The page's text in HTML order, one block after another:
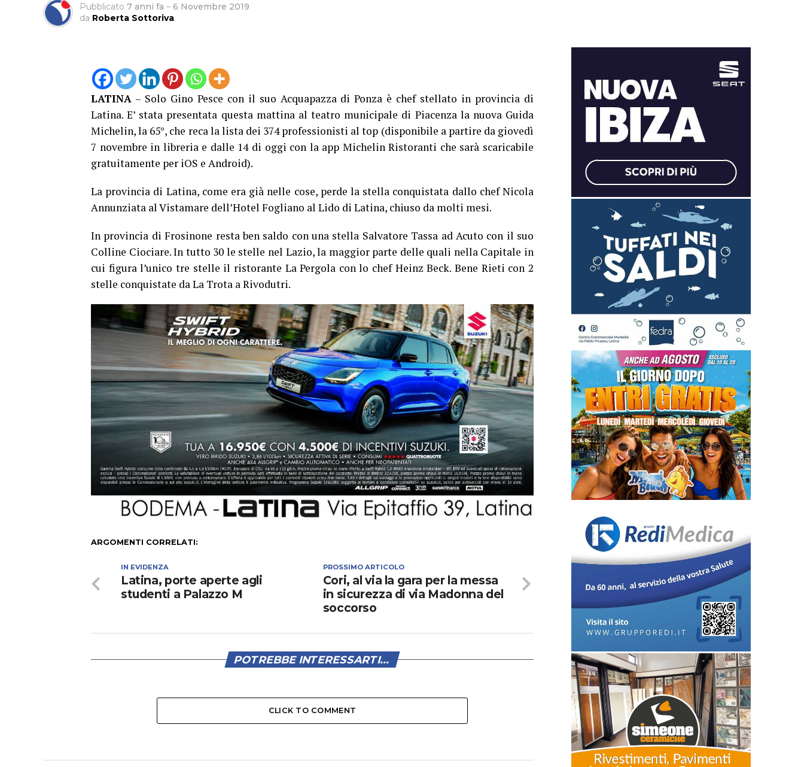
Pubblicato 7 anni fa – 6 Novembre 2019
da Roberta Sottoriva
LATINA – Solo Gino Pesce con il suo Acquapazza di Ponza è chef stellato in provincia di
Latina. E’ stata presentata questa mattina al teatro municipale di Piacenza la nuova Guida
Michelin, la 65°, che reca la lista dei 374 professionisti al top (disponibile a partire da giovedì
7 novembre in libreria e dalle 14 di oggi con la app Michelin Ristoranti che sarà scaricabile
gratuitamente per iOS e Android).
La provincia di Latina, come era già nelle cose, perde la stella conquistata dallo chef Nicola
Annunziata al Vistamare dell’Hotel Fogliano al Lido di Latina, chiuso da molti mesi.
In provincia di Frosinone resta ben saldo con una stella Salvatore Tassa ad Acuto con il suo
Colline Ciociare. In tutto 30 le stelle nel Lazio, la maggior parte delle quali nella Capitale in
cui figura l’unico tre stelle il ristorante La Pergola con lo chef Heinz Beck. Bene Rieti con 2
stelle conquistate da La Trota a Rivodutri.
ARGOMENTI CORRELATI:
PROSSIMO ARTICOLO
Cori, al via la gara per la messa
in sicurezza di via Madonna del
soccorso
IN EVIDENZA
Latina, porte aperte agli
studenti a Palazzo M
POTREBBE INTERESSARTI...
CLICK TO COMMENT